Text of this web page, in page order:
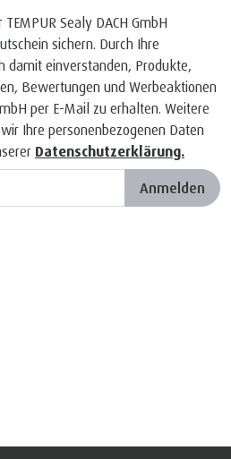
Sealy DACH GmbH
sichern. Durch Ihre
damit einverstanden, Produkte,
Bewertungen und Werbeaktionen
per E-Mail zu erhalten. Weitere
Ihre personenbezogenen Daten
Datenschutzerklärung.
Anmelden